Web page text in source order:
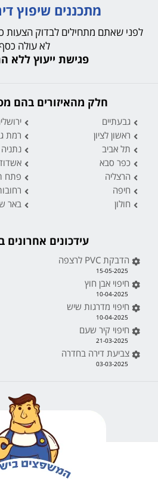
מתכננים שיפוץ
לפני שאתם מתחילים לבדוק הצעות
לא עולה
פגישת ייעוץ ללא
חלק מהאיזורים בהם
גבעתיים
ראשון לציון
רמת
תל אביב
נתניה
כפר סבא
הרצליה
פתח
חיפה
חולון
באר
עידכונים
הדבקת PVC לרצפה
15-05-2025
חיפוי אבן חוץ
10-04-2025
חיפוי מדרגות שיש
10-04-2025
חיפוי קיר שעם
21-03-2025
צביעת דירה בחדרה
03-03-2025